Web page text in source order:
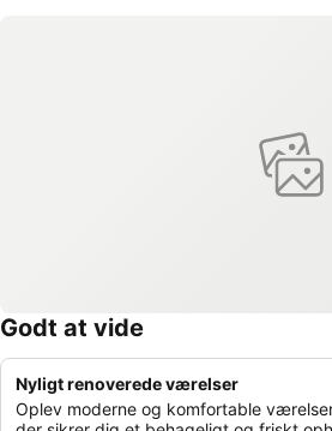
Godt at vide
Nyligt renoverede værelser
Oplev moderne og komfortable